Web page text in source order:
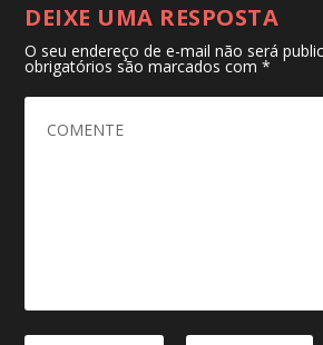
DEIXE UMA RESPOSTA
O seu endereço de e-mail não será
obrigatórios são marcados com*